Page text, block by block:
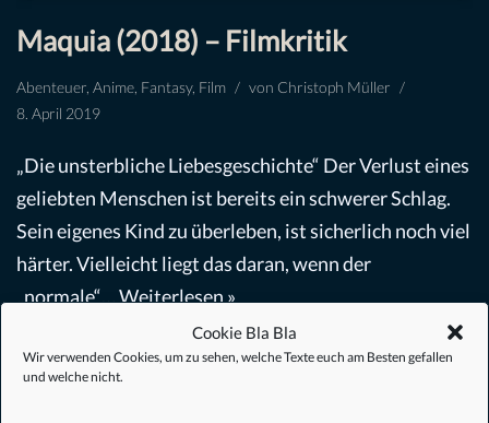
Cookie Bla Bla
Wir verwenden Cookies, um zu sehen, welche Texte euch am Besten gefallen
und welche nicht.
Maquia (2018) – Filmkritik
Abenteuer Anime Fantasy, Film von Christoph Müller
8. April 2019
„Die unsterbliche Liebesgeschichte“ Der Verlust eines
geliebten Menschen ist bereits ein schwerer Schlag.
Sein eigenes Kind zu überleben, ist sicherlich noch viel
härter. Vielleicht liegt das daran, wenn der
„normale“… Weiterlesen »